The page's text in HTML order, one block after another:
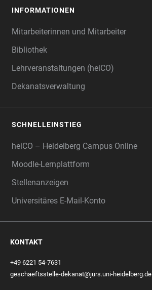
INFORMATIONEN
Mitarbeiterinnen und Mitarbeiter
Bibliothek
Lehrveranstaltungen (heiCO)
Dekanatsverwaltung
SCHNELLEINSTIEG
heiCO – Heidelberg Campus Online
Moodle-Lernplattform
Stellenanzeigen
Universitäres E-Mail-Konto
KONTAKT
+49 6221 54-7631
geschaeftsstelle-dekanat@jurs.uni-heidelberg.de